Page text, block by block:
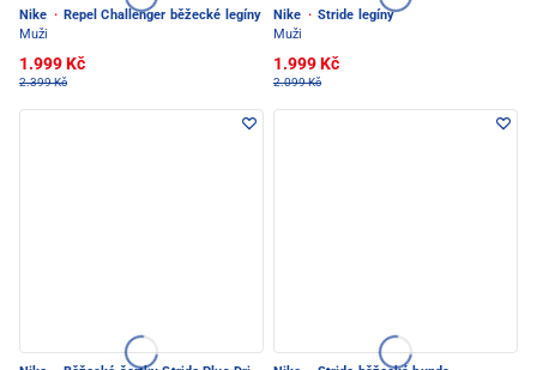
Nike · Repel Challenger běžecké legíny
Muži
1.999 Kč
2.399 Kč
Nike · Stride legíny
Muži
1.999 Kč
2.099 Kč